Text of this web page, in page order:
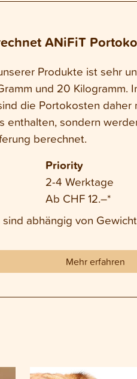
ANiFiT
Produkte ist sehr
und 20 Kilogramm.
die Portokosten daher
enthalten, sondern
berechnet.
Priority
2-4 Werktage
Ab CHF 12.–*
abhängig von
Mehr erfahren